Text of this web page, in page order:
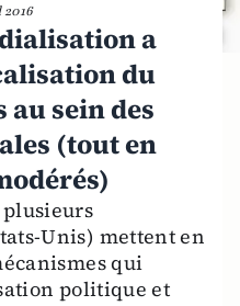
a
du
au sein des
(tout en
Unis) mettent en
qui
politique et